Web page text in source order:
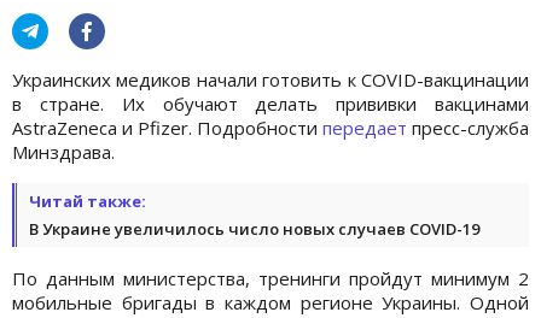
Украинских медиков начали готовить к COVID-вакцинации
в стране. Их обучают делать прививки вакцинами
AstraZeneca и Pfizer. Подробности передает пресс-служба
Минздрава.
Читай также:
В Украине увеличилось число новых случаев COVID-19
По данным министерства, тренинги пройдут минимум 2
мобильные бригады в каждом регионе Украины. Одной